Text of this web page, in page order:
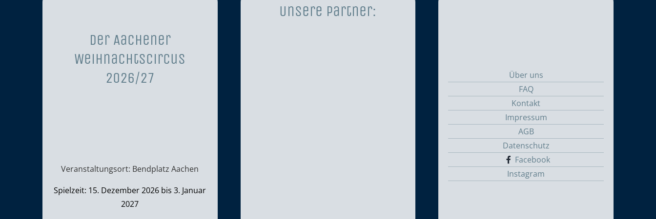
Der Aachener
Weihnachtscircus
2026/27
Veranstaltungsort: Bendplatz Aachen
Spielzeit: 15. Dezember 2026 bis 3. Januar
2027
Unsere Partner:
Über uns
FAQ
Kontakt
Impressum
AGB
Datenschutz
Facebook
Instagram